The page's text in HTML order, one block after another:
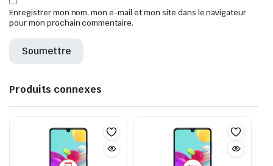
Enregistrer mon nom, mon e-mail et mon site dans le navigateur
pour mon prochain commentaire.
Produits connexes